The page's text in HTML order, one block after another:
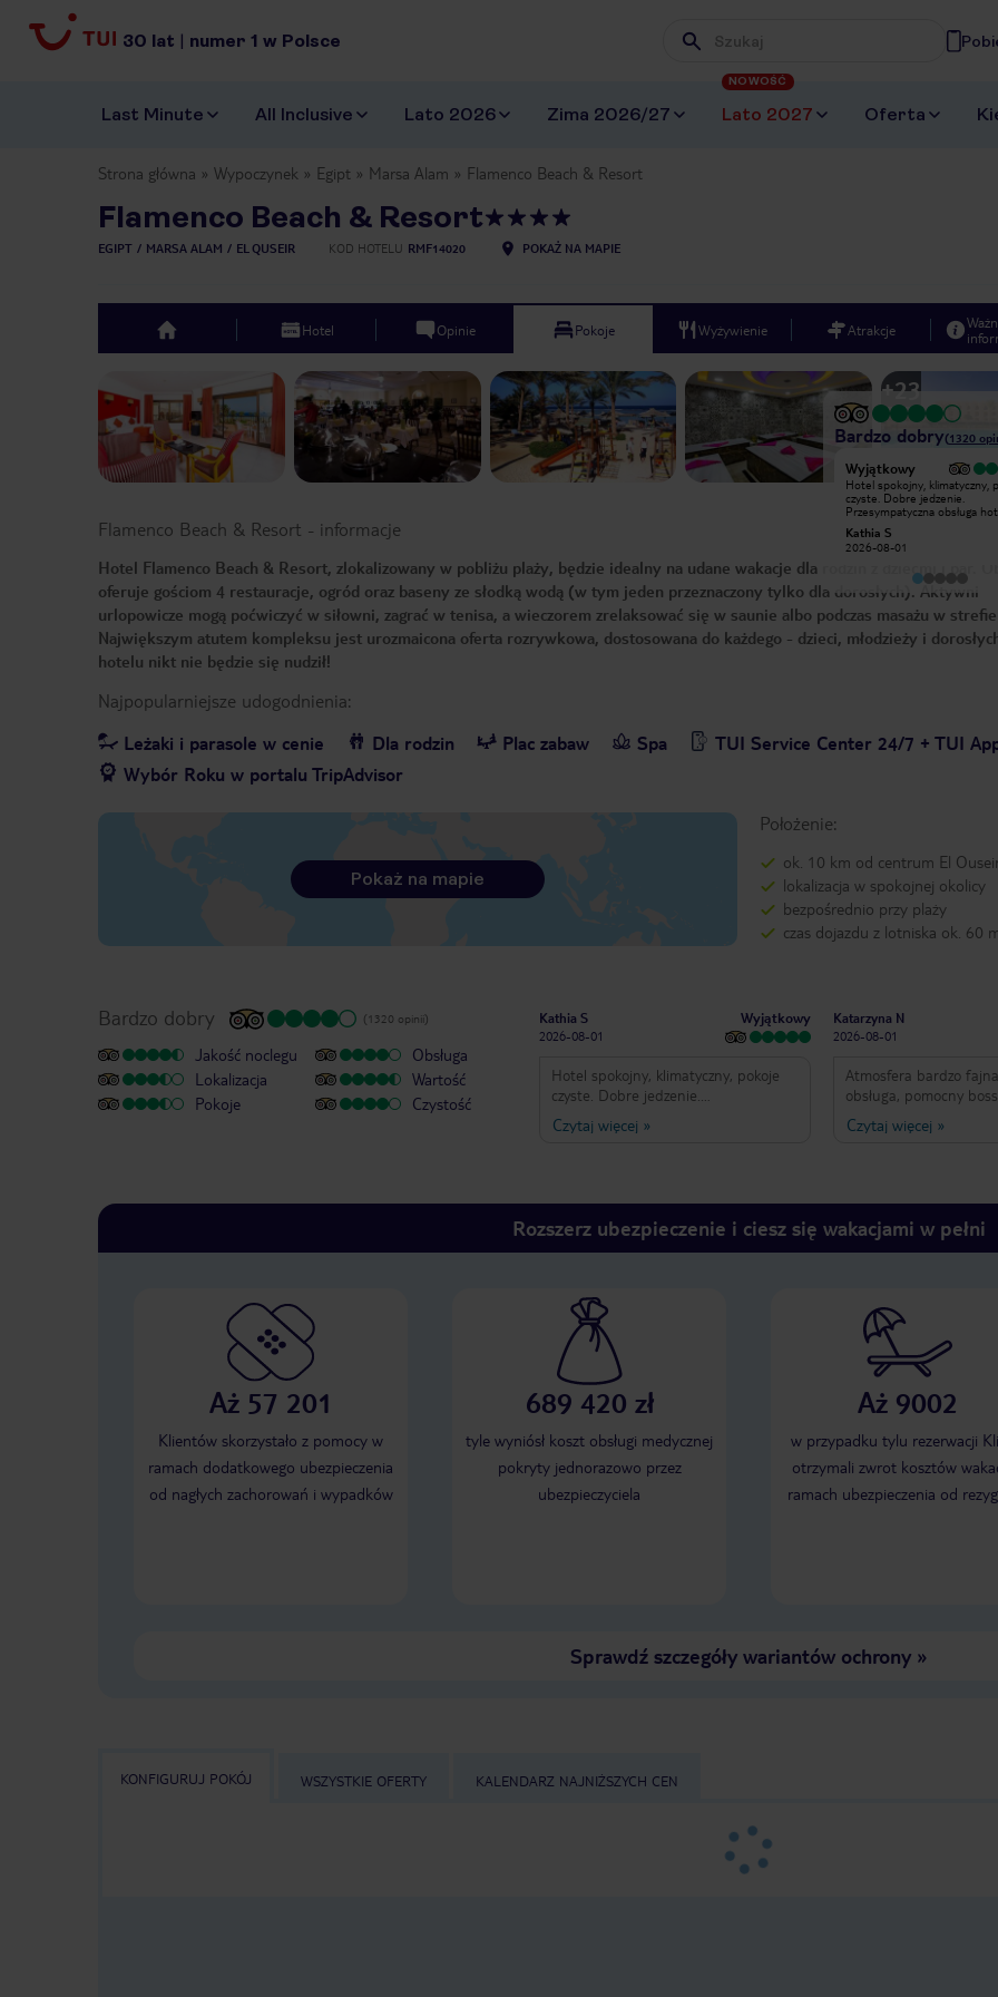
30 lat | numer 1 w Polsce Wpisz frazę, której szukasz
Last Minute All Inclusive Lato 2026 Zima 2026/27 Lato 2027
NOWOŚĆ
Oferta
Strona główna Wypoczynek Egipt Marsa Alam Flamenco Beach & Resort
Flamenco Beach & Resort
EGIPT MARSA ALAM EL QUSEIR KOD HOTELU RMF14020 POKAŻ NA MAPIE
top Hotel Opinie Pokoje Wyżywienie Atrakcje
Previous slide +23
Bardzo dobry(1320
Bardzo dobry
Hotel dobry. Piękna rafa, a nawet
ogród. Polecamy👍
Wyjątkowy
Hotel spokojny, klimatyczny,
czyste. Dobre jedzenie.
Przesympatyczna obsługa
kelnerzy i barmani pomimo
zmęczenia i upału. Widoki
Słaby internet.
Kathia S
2026-08-01
Flamenco Beach & Resort - informacje
Hotel Flamenco Beach & Resort, zlokalizowany w pobliżu plaży, będzie idealny na udane wakacje dla rodzin z dziećmi i par.
oferuje gościom 4 restauracje, ogród oraz baseny ze słodką wodą (w tym jeden przeznaczony tylko dla dorosłych). Aktywni
urlopowicze mogą poćwiczyć w siłowni, zagrać w tenisa, a wieczorem zrelaksować się w saunie albo podczas masażu w
Największym atutem kompleksu jest urozmaicona oferta rozrywkowa, dostosowana do każdego - dzieci, młodzieży i
hotelu nikt nie będzie się nudził!
Najpopularniejsze udogodnienia:
Leżaki i parasole w cenie
Dla rodzin Plac zabaw Spa
TUI Service Center 24/7 + TUI
Wybór Roku w portalu TripAdvisor
Położenie:
ok. 10 km od centrum El
lokalizacja w spokojnej okolicy
bezpośrednio przy plaży
czas dojazdu z lotniska ok. 60
Pokaż na mapie
Bardzo dobry (1320 opinii)
Jakość noclegu
Lokalizacja
Pokoje
Obsługa
Wartość
Czystość
Kathia S
2026-08-01
Wyjątkowy
Hotel spokojny, klimatyczny, pokoje
czyste. Dobre jedzenie.
Przesympatyczna obsługa hotelu oraz
wspaniali i zawsze uśmiechnięci
Czytaj więcej »
Katarzyna N
2026-08-01
Atmosfera bardzo
obsługa, pomocny
przyjaźni. Jedzenie zróżnicowane,
każdy znajdzie coś dla
Czytaj więcej »
Rozszerz ubezpieczenie i ciesz się wakacjami w pełni
Aż 57 201
Klientów skorzystało z pomocy w
ramach dodatkowego ubezpieczenia
od nagłych zachorowań i wypadków
689 420 zł
tyle wyniósł koszt obsługi medycznej
pokryty jednorazowo przez
ubezpieczyciela
Aż 9002
w przypadku tylu rezerwacji
otrzymali zwrot kosztów
ramach ubezpieczenia od
Sprawdź szczegóły wariantów ochrony»
KONFIGURUJ POKÓJ WSZYSTKIE OFERTY KALENDARZ NAJNIŻSZYCH CEN